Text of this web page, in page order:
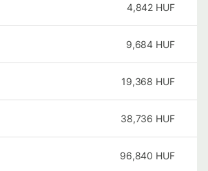
4,842 HUF
9,684 HUF
19,368 HUF
38,736 HUF
96,840 HUF